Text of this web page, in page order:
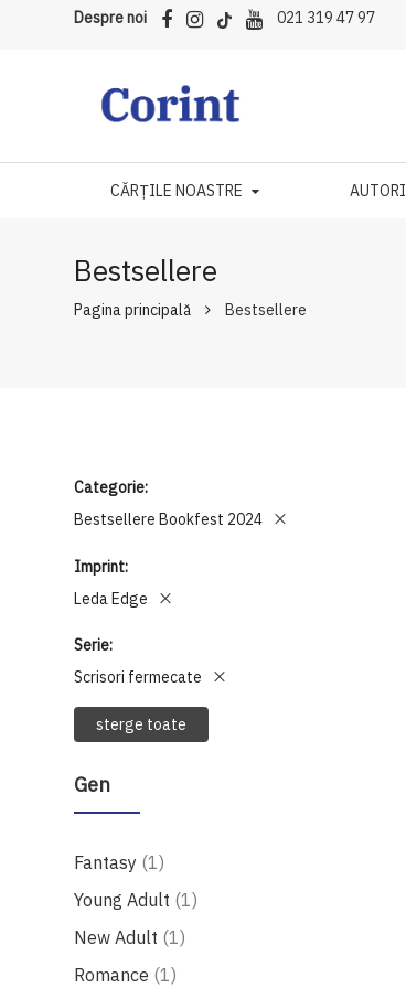
Despre noi 021 319 47 97
CĂRȚILE NOASTRE AUTORI
Bestsellere
Pagina principală Bestsellere
Categorie
Bestsellere Bookfest 2024
Imprint
Leda Edge
Serie
Scrisori fermecate
sterge toate
Gen
Fantasy 1produs
Young Adult 1produs
New Adult 1produs
Romance 1produs